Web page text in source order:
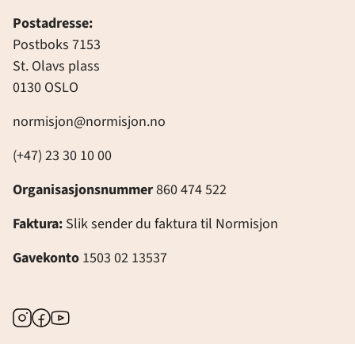
Postadresse:
Postboks 7153
St. Olavs plass
0130 OSLO
normisjon@normisjon.no
(+47) 23 30 10 00
Organisasjonsnummer860 474 522
Faktura: Slik sender du faktura til Normisjon
Gavekonto 1503 02 13537
Instagram
Facebook
Youtube